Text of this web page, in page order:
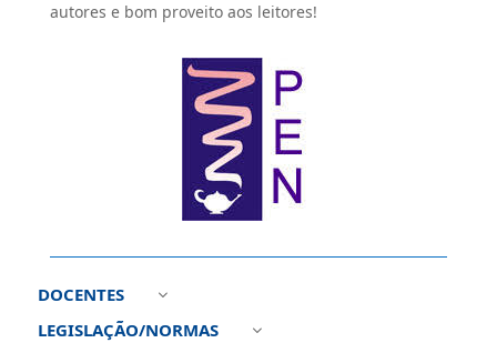
autores e bom proveito aos leitores!
DOCENTES 3
LEGISLAÇÃO/NORMAS 3